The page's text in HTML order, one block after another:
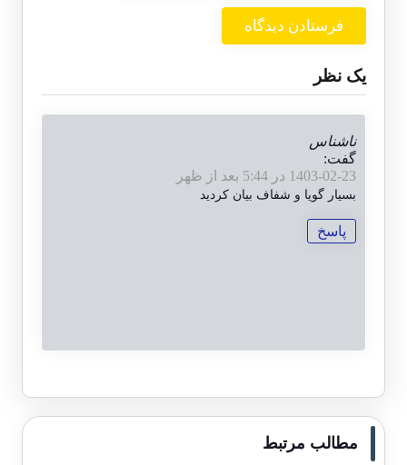
یک نظر
ناشناس
گفت:
1403-02-23 در 5:44 بعد از ظهر
بسیار گویا و شفاف بیان کردید
پاسخ
مطالب مرتبط